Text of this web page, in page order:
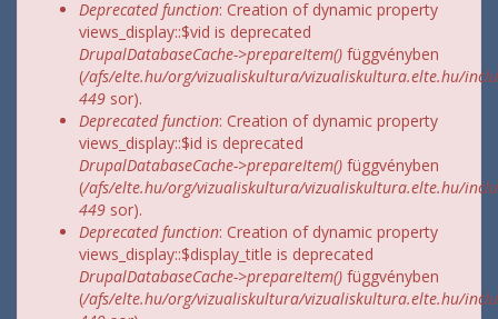
Deprecated function: Creation of dynamic property
views_display::$vid is deprecated
DrupalDatabaseCache->prepareItem() függvényben
(/afs/elte.hu/org/vizualiskultura/vizualiskultura.elte.hu/
449 sor).
Deprecated function: Creation of dynamic property
views_display::$id is deprecated
DrupalDatabaseCache->prepareItem() függvényben
(/afs/elte.hu/org/vizualiskultura/vizualiskultura.elte.hu/
449 sor).
Deprecated function: Creation of dynamic property
views_display::$display_title is deprecated
DrupalDatabaseCache->prepareItem() függvényben
(/afs/elte.hu/org/vizualiskultura/vizualiskultura.elte.hu/